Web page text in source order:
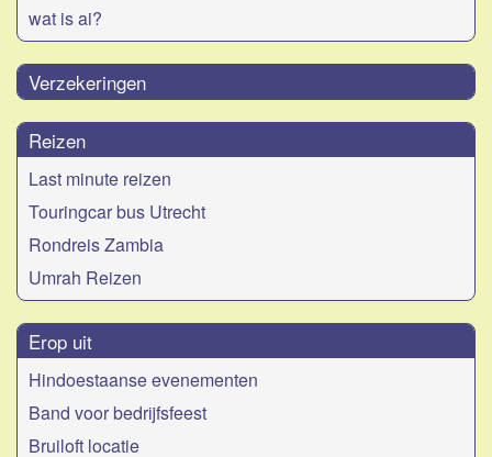
wat is ai?
Verzekeringen
Reizen
Last minute reizen
Touringcar bus Utrecht
Rondreis Zambia
Umrah Reizen
Erop uit
Hindoestaanse evenementen
Band voor bedrijfsfeest
Bruiloft locatie